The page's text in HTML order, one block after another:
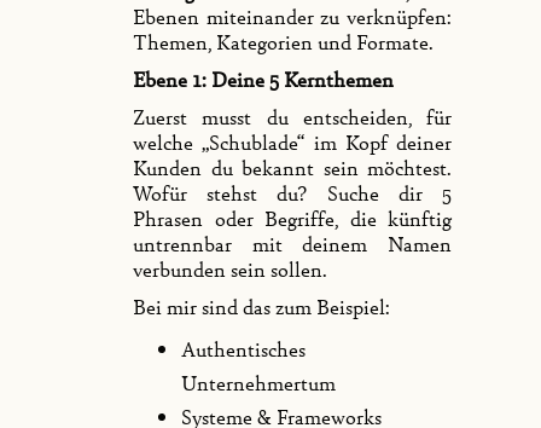
Ebenen miteinander zu verknüpfen:
Themen, Kategorien und Formate.
Ebene 1: Deine 5 Kernthemen
Zuerst musst du entscheiden, für
welche „Schublade“ im Kopf deiner
Kunden du bekannt sein möchtest.
Wofür stehst du? Suche dir 5
Phrasen oder Begriffe, die künftig
untrennbar mit deinem Namen
verbunden sein sollen.
Bei mir sind das zum Beispiel:
Authentisches
Unternehmertum
Systeme & Frameworks